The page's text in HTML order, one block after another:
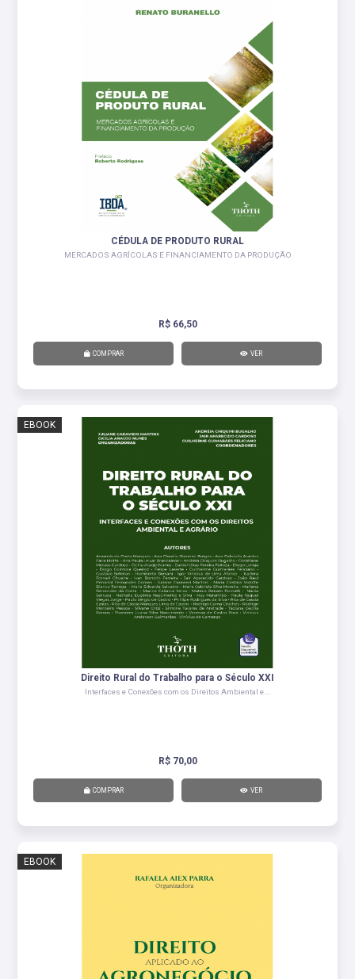
CÉDULA DE PRODUTO RURAL
MERCADOS AGRÍCOLAS E FINANCIAMENTO DA PRODUÇÃO
R$ 66,50
COMPRAR VER
EBOOK
Direito Rural do Trabalho para o Século XXI
Interfaces e Conexões com os Direitos Ambiental e...
R$ 70,00
COMPRAR VER
EBOOK